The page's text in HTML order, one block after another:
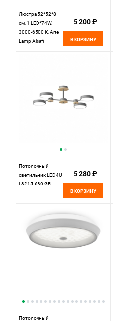
Люстра 52*52*8
см, 1 LED*74W,
3000-6500 К, Arte
Lamp Alsafi
5 200 ₽
В КОРЗИНУ
Потолочный
cветильник LED4U
L3215-630 GR
5 280 ₽
В КОРЗИНУ
Потолочный